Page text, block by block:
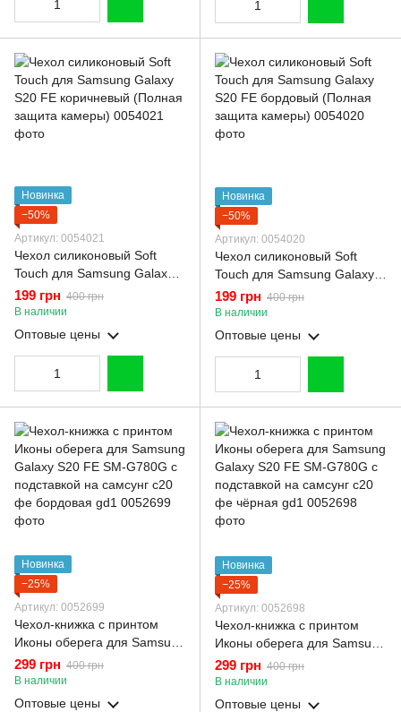
Новинка
−50%
Артикул: 0054021
Чехол силиконовый Soft
Touch для Samsung Galaxy
S20 FE коричневый (Полная
защита камеры)
199 грн 400 грн
В наличии
Оптовые цены
Новинка
−50%
Артикул: 0054020
Чехол силиконовый Soft
Touch для Samsung Galaxy
S20 FE бордовый (Полная
защита камеры)
199 грн 400 грн
В наличии
Оптовые цены
Новинка
−25%
Артикул: 0052699
Чехол-книжка с принтом
Иконы оберега для Samsung
Galaxy S20 FE SM-G780G с
подставкой на самсунг с20
фе бордовая gd1
299 грн 400 грн
В наличии
Оптовые цены
Новинка
−25%
Артикул: 0052698
Чехол-книжка с принтом
Иконы оберега для Samsung
Galaxy S20 FE SM-G780G с
подставкой на самсунг с20
фе чёрная gd1
299 грн 400 грн
В наличии
Оптовые цены